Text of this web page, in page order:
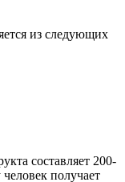
из следующих
составляет 200-
получает